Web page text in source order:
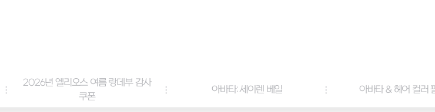
년 엘리오스 여름 랑데부 감사
아바타: 세이렌 베일 아바타 & 헤어 컬러 팔레트